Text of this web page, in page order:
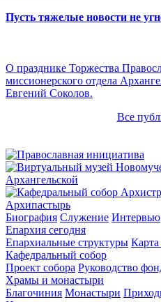
Пусть тяжелые новости не
О празднике Торжества
миссионерского отдела
Евгений Соколов.
Все
Архипастырь
Биография Служение Интервью
Епархия сегодня
Епархиальные структуры
Кафедральный собор
Проект собора Руководство
Храмы и монастыри
Благочиния Монастыри